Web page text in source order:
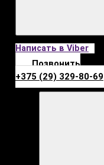
Написать в Viber
Позвонить
+375 (29) 329-80-69